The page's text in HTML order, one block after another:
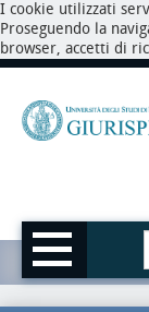
I cookie utilizzati
Proseguendo la
browser, accetti di